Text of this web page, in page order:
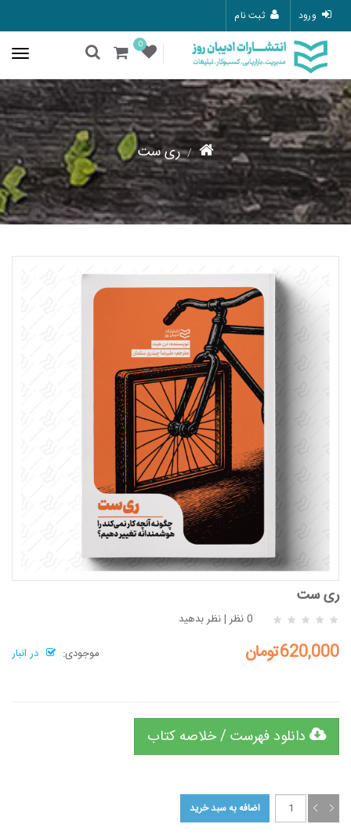
ورود ثبت نام
0
ری ست
ری ست
0 نظر |نظر بدهید
موجودی:
در انبار 620,000تومان
دانلود فهرست / خلاصه کتاب